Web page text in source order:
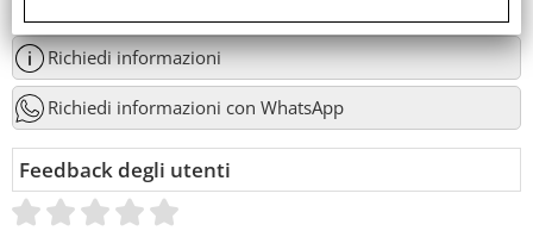
Richiedi informazioni
Richiedi informazioni con WhatsApp
Feedback degli utenti